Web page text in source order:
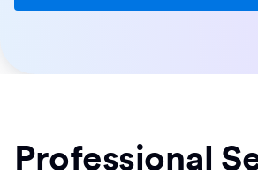
Professional